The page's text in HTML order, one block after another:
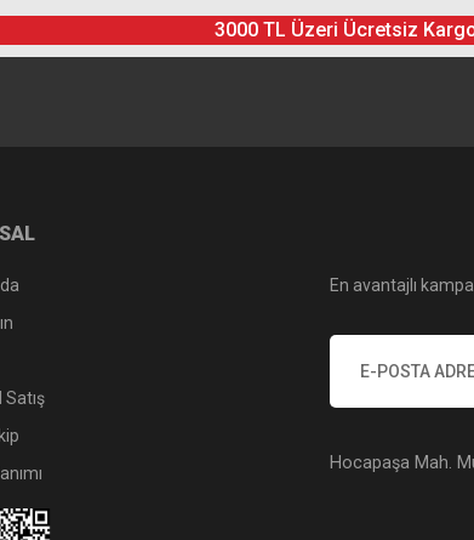
3000 TL Üzeri Ücretsiz
Satış
En avantajlı
Hocapaşa Mah.